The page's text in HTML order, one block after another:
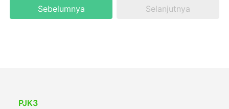
Sebelumnya Selanjutnya
PJK3